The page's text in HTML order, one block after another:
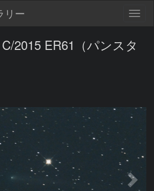
リー
C/2015 ER61（パンスタ